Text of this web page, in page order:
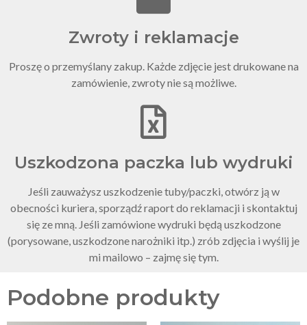
Zwroty i reklamacje
Proszę o przemyślany zakup. Każde zdjęcie jest drukowane na
zamówienie, zwroty nie są możliwe.
Uszkodzona paczka lub wydruki
Jeśli zauważysz uszkodzenie tuby/paczki, otwórz ją w
obecności kuriera, sporządź raport do reklamacji i skontaktuj
się ze mną. Jeśli zamówione wydruki będą uszkodzone
(porysowane, uszkodzone narożniki itp.) zrób zdjęcia i wyślij je
mi mailowo – zajmę się tym.
Podobne produkty